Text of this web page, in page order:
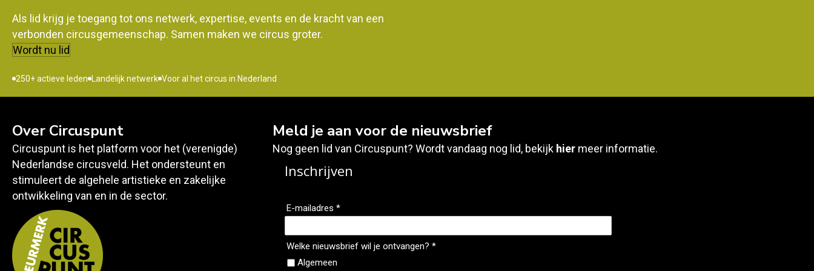
Als lid krijg je toegang tot ons netwerk, expertise, events en de kracht van een
verbonden circusgemeenschap. Samen maken we circus groter.
Wordt nu lid
250+ actieve leden Landelijk netwerk Voor al het circus in Nederland
Over Circuspunt
Circuspunt is het platform voor het (verenigde)
Nederlandse circusveld. Het ondersteunt en
stimuleert de algehele artistieke en zakelijke
ontwikkeling van en in de sector.
Meld je aan voor de nieuwsbrief
Nog geen lid van Circuspunt? Wordt vandaag nog lid, bekijk hier meer informatie.
Inschrijven
E-mailadres *
Welke nieuwsbrief wil je ontvangen? *
Algemeen